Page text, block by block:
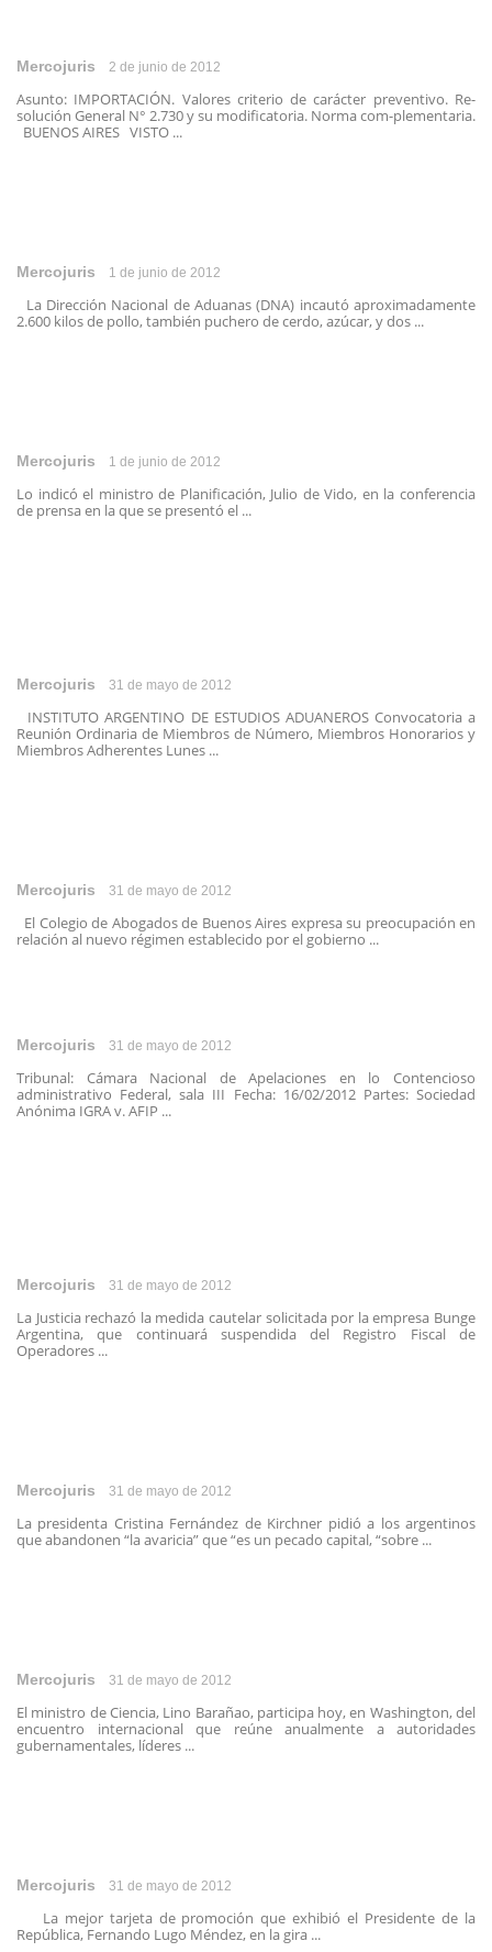
Mercojuris 2 de junio de 2012
Asunto: IMPORTACIÓN. Valores criterio de carácter preventivo. Re-
solución General N° 2.730 y su modificatoria. Norma com-plementaria.
BUENOS AIRES VISTO ...
Mercojuris 1 de junio de 2012
La Dirección Nacional de Aduanas (DNA) incautó aproximadamente
2.600 kilos de pollo, también puchero de cerdo, azúcar, y dos ...
Mercojuris 1 de junio de 2012
Lo indicó el ministro de Planificación, Julio de Vido, en la conferencia
de prensa en la que se presentó el ...
Mercojuris 31 de mayo de 2012
INSTITUTO ARGENTINO DE ESTUDIOS ADUANEROS Convocatoria a
Reunión Ordinaria de Miembros de Número, Miembros Honorarios y
Miembros Adherentes Lunes ...
Mercojuris 31 de mayo de 2012
El Colegio de Abogados de Buenos Aires expresa su preocupación en
relación al nuevo régimen establecido por el gobierno ...
Mercojuris 31 de mayo de 2012
Tribunal: Cámara Nacional de Apelaciones en lo Contencioso
administrativo Federal, sala III Fecha: 16/02/2012 Partes: Sociedad
Anónima IGRA v. AFIP ...
Mercojuris 31 de mayo de 2012
La Justicia rechazó la medida cautelar solicitada por la empresa Bunge
Argentina, que continuará suspendida del Registro Fiscal de
Operadores ...
Mercojuris 31 de mayo de 2012
La presidenta Cristina Fernández de Kirchner pidió a los argentinos
que abandonen “la avaricia” que “es un pecado capital, “sobre ...
Mercojuris 31 de mayo de 2012
El ministro de Ciencia, Lino Barañao, participa hoy, en Washington, del
encuentro internacional que reúne anualmente a autoridades
gubernamentales, líderes ...
Mercojuris 31 de mayo de 2012
La mejor tarjeta de promoción que exhibió el Presidente de la
República, Fernando Lugo Méndez, en la gira ...